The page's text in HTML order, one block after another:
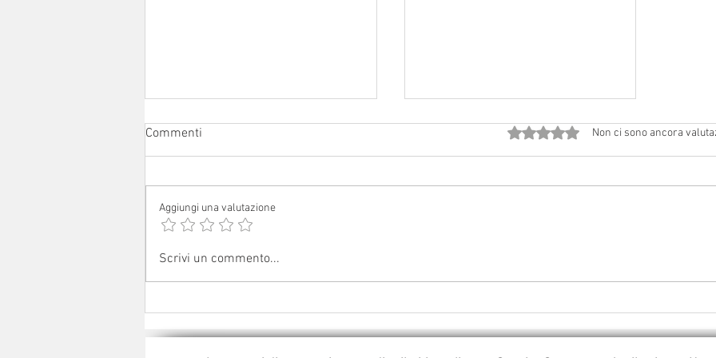
Campeggio estivo a Giarola
Commenti Valutazione 0 stelle su 5.
Non ci sono ancora
Aggiungi una valutazione
Scrivi un commento...